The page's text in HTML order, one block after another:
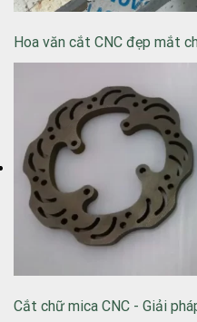
Hoa văn cắt CNC đẹp mắt
Cắt chữ mica CNC - Giải